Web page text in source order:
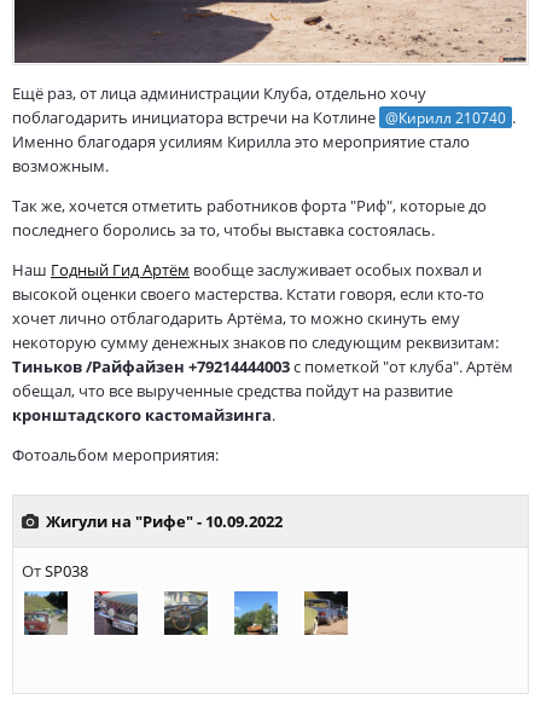
Ещё раз, от лица администрации Клуба, отдельно хочу
поблагодарить инициатора встречи на Котлине @Кирилл 210740 .
Именно благодаря усилиям Кирилла это мероприятие стало
возможным.
Так же, хочется отметить работников форта "Риф", которые до
последнего боролись за то, чтобы выставка состоялась.
Наш Годный Гид Артём вообще заслуживает особых похвал и
высокой оценки своего мастерства. Кстати говоря, если кто-то
хочет лично отблагодарить Артёма, то можно скинуть ему
некоторую сумму денежных знаков по следующим реквизитам:
Тиньков /Райфайзен +79214444003с пометкой "от клуба". Артём
обещал, что все вырученные средства пойдут на развитие
кронштадского кастомайзинга.
Фотоальбом мероприятия: